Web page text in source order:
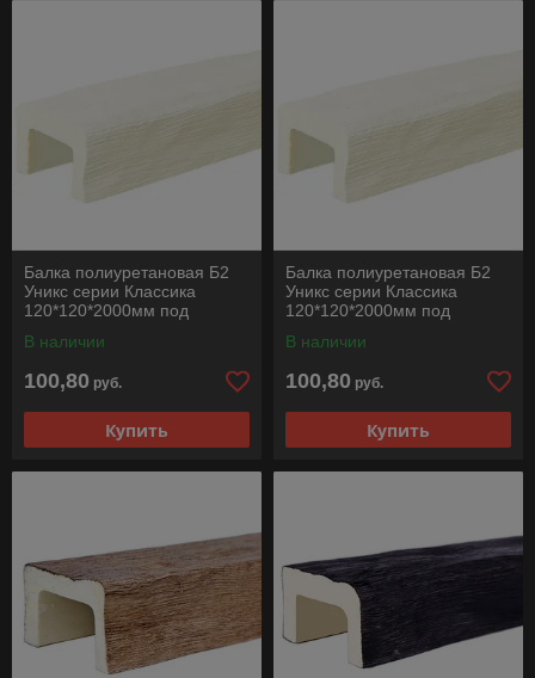
Балка полиуретановая Б2
Уникс серии Классика
120*120*2000мм под
В наличии
100,80 руб.
Купить
Балка полиуретановая Б2
Уникс серии Классика
120*120*2000мм под
В наличии
100,80 руб.
Купить